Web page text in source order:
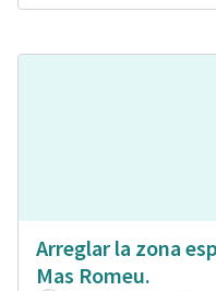
Arreglar la zona
Mas Romeu.